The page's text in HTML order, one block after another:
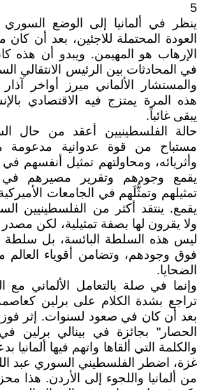
5
ينظر في ألمانيا إلى الوضع
العودة المحتملة للاجئين، بعد أن
الإرهاب هو المهيمن. ويبدو أن هذه
في المحادثات بين الرئيس الانتقالي
والمستشار الألماني ميرز أواخر
هذه المرة يمتزج فيه الاقتصادي
يبقى غائباً.
حالة الفلسطينيين أعقد من حال
مستباح من قوة عدوانية مدعومة
وأثريائه، ومحاولتهم تمثيل أنفسهم في
يقمع وجودهم وتقرير مصيرهم
تمثيلهم وتمثُّلَهم في الجامعات الأميركية
يقمع. ينتقد أكثر من الفلسطينيين
ولا يقرون لها بصفة تمثيلية، لكن مصدر
ليس هذه السلطة البائسة، بل سلطة
فوق وجودهم، وتضامن أقوياء العالم
الضحايا.
وإنما في صلة بالتعامل الألماني مع
تراجع بشدة الكلام على برلين كعاصمة
بعد أن كان في صعود لسنوات. إثر فوز
الحصار" بجائزة في بينالي برلين
والكلمة التي ألقاها واتهم فيها ألمانيا
غزة، اضطر الفلسطيني السوري عبد
من ألمانيا واللجوء إلى الأردن. هذا